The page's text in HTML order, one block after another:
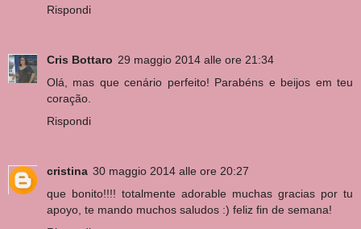
Rispondi
Cris Bottaro 29 maggio 2014 alle ore 21:34
Olá, mas que cenário perfeito! Parabéns e beijos em teu
coração.
Rispondi
cristina 30 maggio 2014 alle ore 20:27
que bonito!!!! totalmente adorable muchas gracias por tu
apoyo, te mando muchos saludos :) feliz fin de semana!